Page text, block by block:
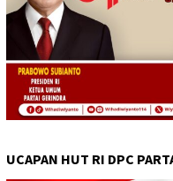
UCAPAN HUT RI DPC